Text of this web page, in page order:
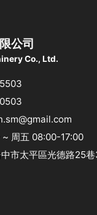
公司
Co., Ltd.
~ 周五 08:00-17:00
市太平區光德路25